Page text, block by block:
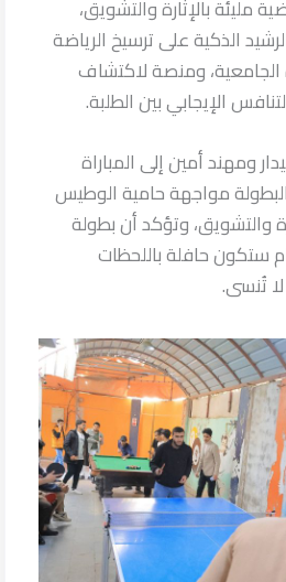
مليئة بالإثارة والتشويق،
الذكية على ترسيخ الرياضة
ومنصة لاكتشاف
الإيجابي بين الطلبة.
ومهند أمين إلى المباراة
البطولة مواجهة حامية الوطيس
والتشويق، وتؤكد أن بطولة
ستكون حافلة باللحظات
لا تُنسى.